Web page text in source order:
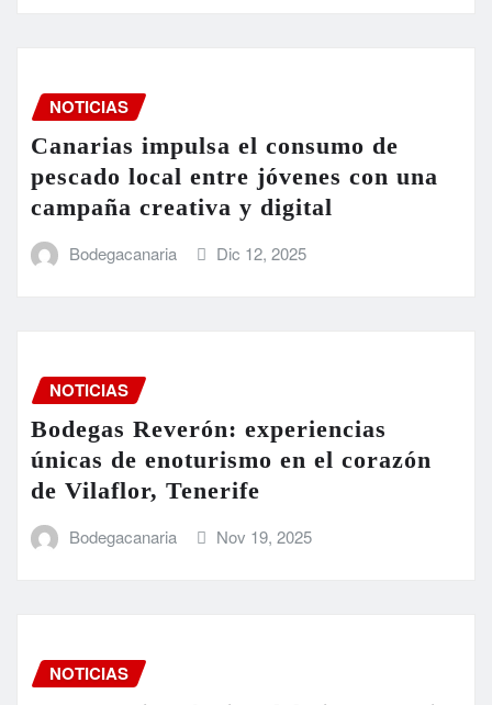
NOTICIAS
Canarias impulsa el consumo de
pescado local entre jóvenes con una
campaña creativa y digital
Bodegacanaria Dic 12, 2025
NOTICIAS
Bodegas Reverón: experiencias
únicas de enoturismo en el corazón
de Vilaflor, Tenerife
Bodegacanaria Nov 19, 2025
NOTICIAS